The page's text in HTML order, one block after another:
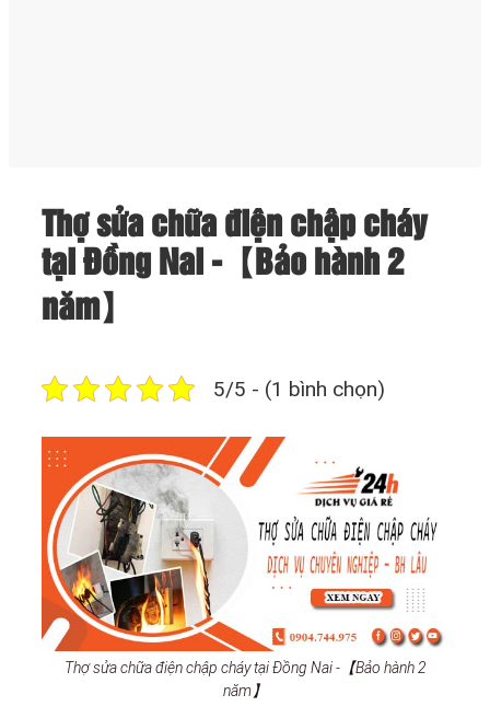
Thợ sửa chữa điện chập cháy
tại Đồng Nai -【Bảo hành 2
năm】
5/5 - (1 bình chọn)
Thợ sửa chữa điện chập cháy tại Đồng Nai -【Bảo hành 2
năm】